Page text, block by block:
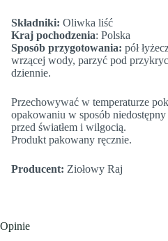
Składniki: Oliwka liść
Kraj pochodzenia: Polska
Sposób przygotowania: pół
wrzącej wody, parzyć pod
dziennie.
Przechowywać w temperaturze
opakowaniu w sposób
przed światłem i wilgocią.
Produkt pakowany ręcznie.
Producent: Ziołowy Raj
Opinie